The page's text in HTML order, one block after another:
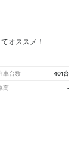
オススメ！
車台数 401台
高 -